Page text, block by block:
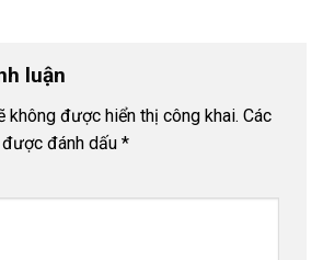
luận
không được hiển thị công khai. Các
đánh dấu *